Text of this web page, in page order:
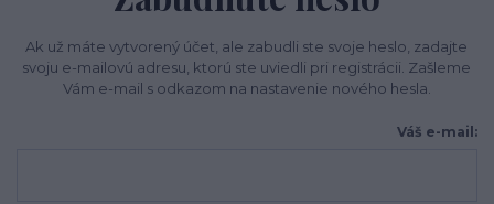
Ak už máte vytvorený účet, ale zabudli ste svoje heslo, zadajte
svoju e-mailovú adresu, ktorú ste uviedli pri registrácii. Zašleme
Vám e-mail s odkazom na nastavenie nového hesla.
Váš e-mail: